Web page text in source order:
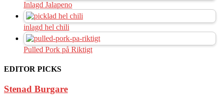
Inlagd Jalapeno
inlagd hel chili
Pulled Pork på Riktigt
EDITOR PICKS
Stenad Burgare